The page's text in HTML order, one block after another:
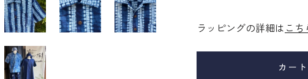
ラッピングの詳細は こち
カー